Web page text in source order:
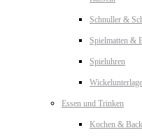
Schnuller &
Spielmatten &
Spieluhren
Wickelunterlage
Essen und Trinken
Kochen &